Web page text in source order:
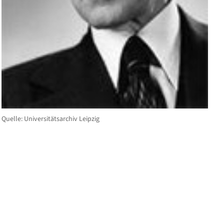
Quelle: Universitätsarchiv Leipzig